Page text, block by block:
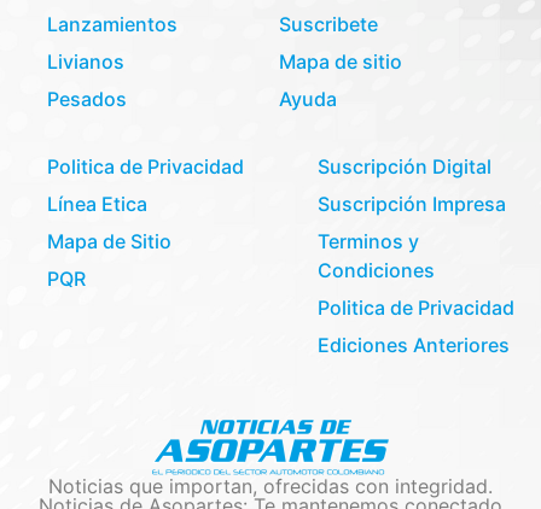
Lanzamientos
Livianos
Pesados
Suscribete
Mapa de sitio
Ayuda
Politica de Privacidad
Línea Etica
Mapa de Sitio
PQR
Suscripción Digital
Suscripción Impresa
Terminos y
Condiciones
Politica de Privacidad
Ediciones Anteriores
Noticias que importan, ofrecidas con integridad.